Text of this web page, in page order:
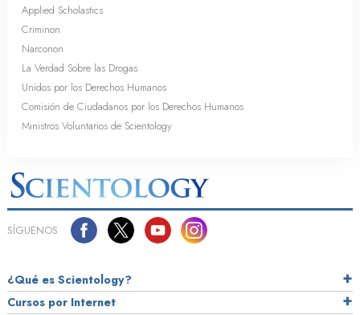
Applied Scholastics
Criminon
Narconon
La Verdad Sobre las Drogas
Unidos por los Derechos Humanos
Comisión de Ciudadanos por los Derechos Humanos
Ministros Voluntarios de Scientology
SÍGUENOS
¿Qué es Scientology?
Cursos por Internet